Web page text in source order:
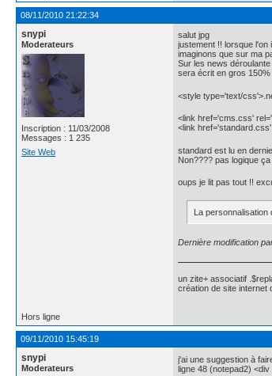
08/11/2010 21:22:34
snypi
Moderateurs
Inscription : 11/03/2008
Messages : 1 235
Site Web
salut jpg
justement !! lorsque
imaginons que sur ma
Sur les news
sera écrit en gros 150%
<style type='text/
<link href='cms.css'
<link
standard est lu en
Non???? pas logique ça
oups je lit pas tout !!
La personnalisation
Dernière modification
un zite+ associatif
création de site internet
Hors ligne
09/11/2010 15:45:19
snypi
Moderateurs
j'ai une suggestion à
ligne 48 (notepad2)